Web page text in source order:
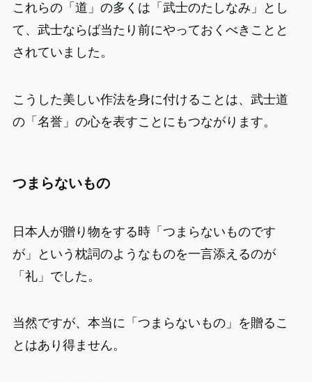
これらの「道」の多くは「武士のたしなみ」とし
て、武士ならば当たり前にやっておくべきことと
されていました。
こうした美しい作法を身に付けることは、武士道
の「名誉」の心を表すことにもつながります。
つまらないもの
日本人が贈り物をする時「つまらないものです
が」という枕詞のようなものを一言添えるのが
「礼」でした。
当然ですが、本当に「つまらないもの」を贈るこ
とはあり得ません。